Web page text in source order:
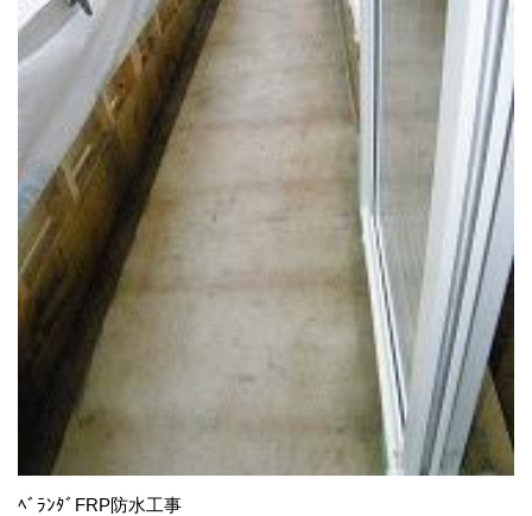
ﾍﾞﾗﾝﾀﾞFRP防水工事